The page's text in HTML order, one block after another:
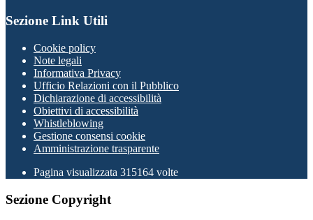
Sezione Link Utili
Cookie policy
Note legali
Informativa Privacy
Ufficio Relazioni con il Pubblico
Dichiarazione di accessibilità
Obiettivi di accessibilità
Whistleblowing
Gestione consensi cookie
Amministrazione trasparente
Pagina visualizzata 315164 volte
Sezione Copyright